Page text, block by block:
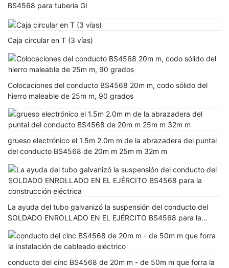
BS4568 para tubería GI
Caja circular en T (3 vías)
Colocaciones del conducto BS4568 20m m, codo sólido del
hierro maleable de 25m m, 90 grados
grueso electrónico el 1.5m 2.0m m de la abrazadera del puntal
del conducto BS4568 de 20m m 25m m 32m m
La ayuda del tubo galvanizó la suspensión del conducto del
SOLDADO ENROLLADO EN EL EJÉRCITO BS4568 para la
construcción eléctrica
conducto del cinc BS4568 de 20m m - de 50m m que forra la